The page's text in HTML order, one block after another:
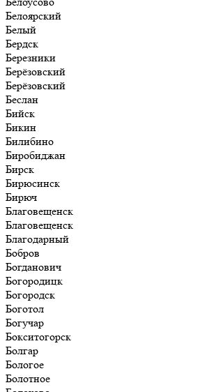
Белоярский
Белый
Бердск
Березники
Берёзовский
Берёзовский
Беслан
Бийск
Бикин
Билибино
Биробиджан
Бирск
Бирюсинск
Бирюч
Благовещенск
Благовещенск
Благодарный
Бобров
Богданович
Богородицк
Богородск
Боготол
Богучар
Бокситогорск
Болгар
Бологое
Болотное